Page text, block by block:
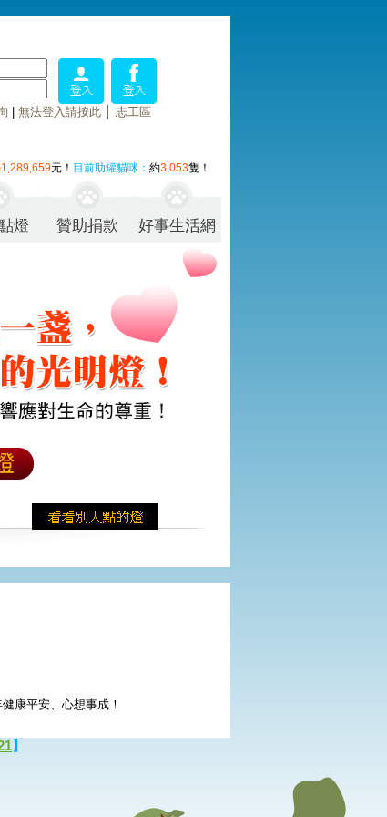
| 無法登入請按此│ 志工區
元！ 目前助罐貓咪： 約3,053隻！
燈 贊助捐款 好事生活網
康平安、心想事成！
】